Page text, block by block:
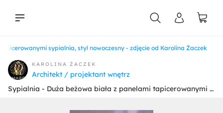
sypialnia, styl nowoczesny - zdjęcie od Karolina Żaczek
KAROLINA ŻACZEK
Architekt / projektant wnętrz
Sypialnia - Duża beżowa biała z panelami tapicerowanymi sypialnia, styl nowoczesny - zdjęcie od Karolina Żaczek